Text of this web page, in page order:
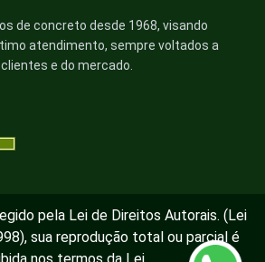
de concreto desde 1968, visando
atendimento, sempre voltados a
e do mercado.
pela Lei de Direitos Autorais. (Lei
sua reprodução total ou parcial é